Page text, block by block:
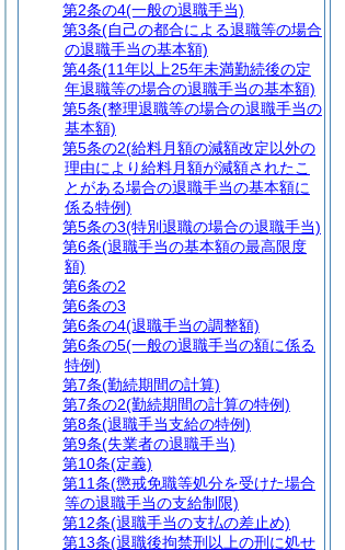
第2条の4(一般の退職手当)
第3条(自己の都合による退職等の場合
の退職手当の基本額)
第4条(11年以上25年未満勤続後の定
年退職等の場合の退職手当の基本額)
第5条(整理退職等の場合の退職手当の
基本額)
第5条の2(給料月額の減額改定以外の
理由により給料月額が減額されたこ
とがある場合の退職手当の基本額に
係る特例)
第5条の3(特別退職の場合の退職手当)
第6条(退職手当の基本額の最高限度
額)
第6条の2
第6条の3
第6条の4(退職手当の調整額)
第6条の5(一般の退職手当の額に係る
特例)
第7条(勤続期間の計算)
第7条の2(勤続期間の計算の特例)
第8条(退職手当支給の特例)
第9条(失業者の退職手当)
第10条(定義)
第11条(懲戒免職等処分を受けた場合
等の退職手当の支給制限)
第12条(退職手当の支払の差止め)
第13条(退職後拘禁刑以上の刑に処せ